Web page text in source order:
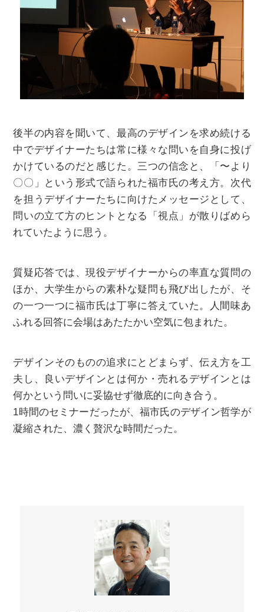
後半の内容を聞いて、最高のデザインを求め続ける
中でデザイナーたちは常に様々な問いを自身に投げ
かけているのだと感じた。三つの信念と、「〜より
〇〇」という形式で語られた福市氏の考え方。次代
を担うデザイナーたちに向けたメッセージとして、
問いの立て方のヒントとなる「視点」が散りばめら
れていたように思う。
質疑応答では、現役デザイナーからの率直な質問の
ほか、大学生からの素朴な疑問も飛び出したが、そ
の一つ一つに福市氏は丁寧に答えていた。人間味あ
ふれる回答に会場はあたたかい空気に包まれた。
デザインそのものの追求にとどまらず、伝え方を工
夫し、良いデザインとは何か・売れるデザインとは
何かという問いに妥協せず徹底的に向き合う。
1時間のセミナーだったが、福市氏のデザイン哲学が
凝縮された、濃く贅沢な時間だった。